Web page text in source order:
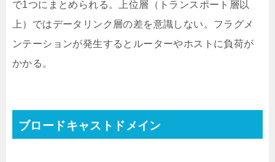
で1つにまとめられる。上位層（トランスポート層以
上）ではデータリンク層の差を意識しない。フラグメ
ンテーションが発生するとルーターやホストに負荷が
かかる。
ブロードキャストドメイン